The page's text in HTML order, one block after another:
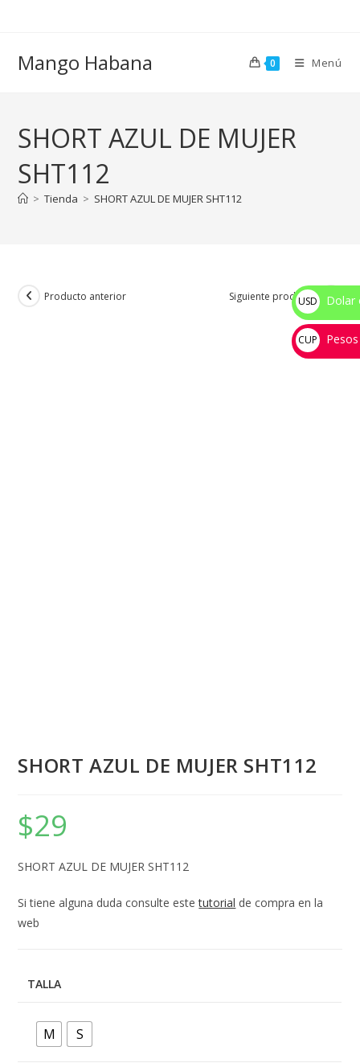
Mango Habana 0 Menú
SHORT AZUL DE MUJER
SHT112
> Tienda > SHORT AZUL DE MUJER SHT112
Producto anterior Siguiente producto
SHORT AZUL DE MUJER SHT112
$29
SHORT AZUL DE MUJER SHT112
Si tiene alguna duda consulte estetutorial de compra en la
web
TALLA
M S
USD
$
Dolar
CUP
💰
Pesos